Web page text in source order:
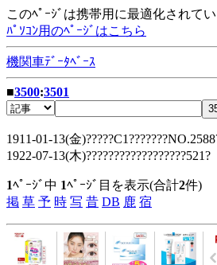
このﾍﾟｰｼﾞは携帯用に最適化されてい
ﾊﾟｿｺﾝ用のﾍﾟｰｼﾞはこちら
機関車ﾃﾞｰﾀﾍﾞｰｽ
■3500:3501
1911-01-13(金
1922-07-13(木)??????????????????521?
1ﾍﾟｰｼﾞ中 1ﾍﾟｰｼﾞ目を表示(合計2
掲 草 予 時 写 昔 DB 鹿 宿